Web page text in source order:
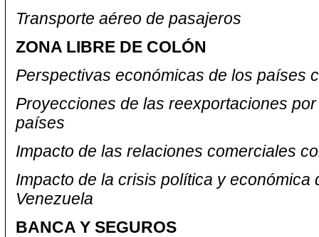
Transporte aéreo de pasajeros
ZONA LIBRE DE COLÓN
Perspectivas económicas de los países
Proyecciones de las reexportaciones por
países
Impacto de las relaciones comerciales
Impacto de la crisis política y económica
Venezuela
BANCA Y SEGUROS